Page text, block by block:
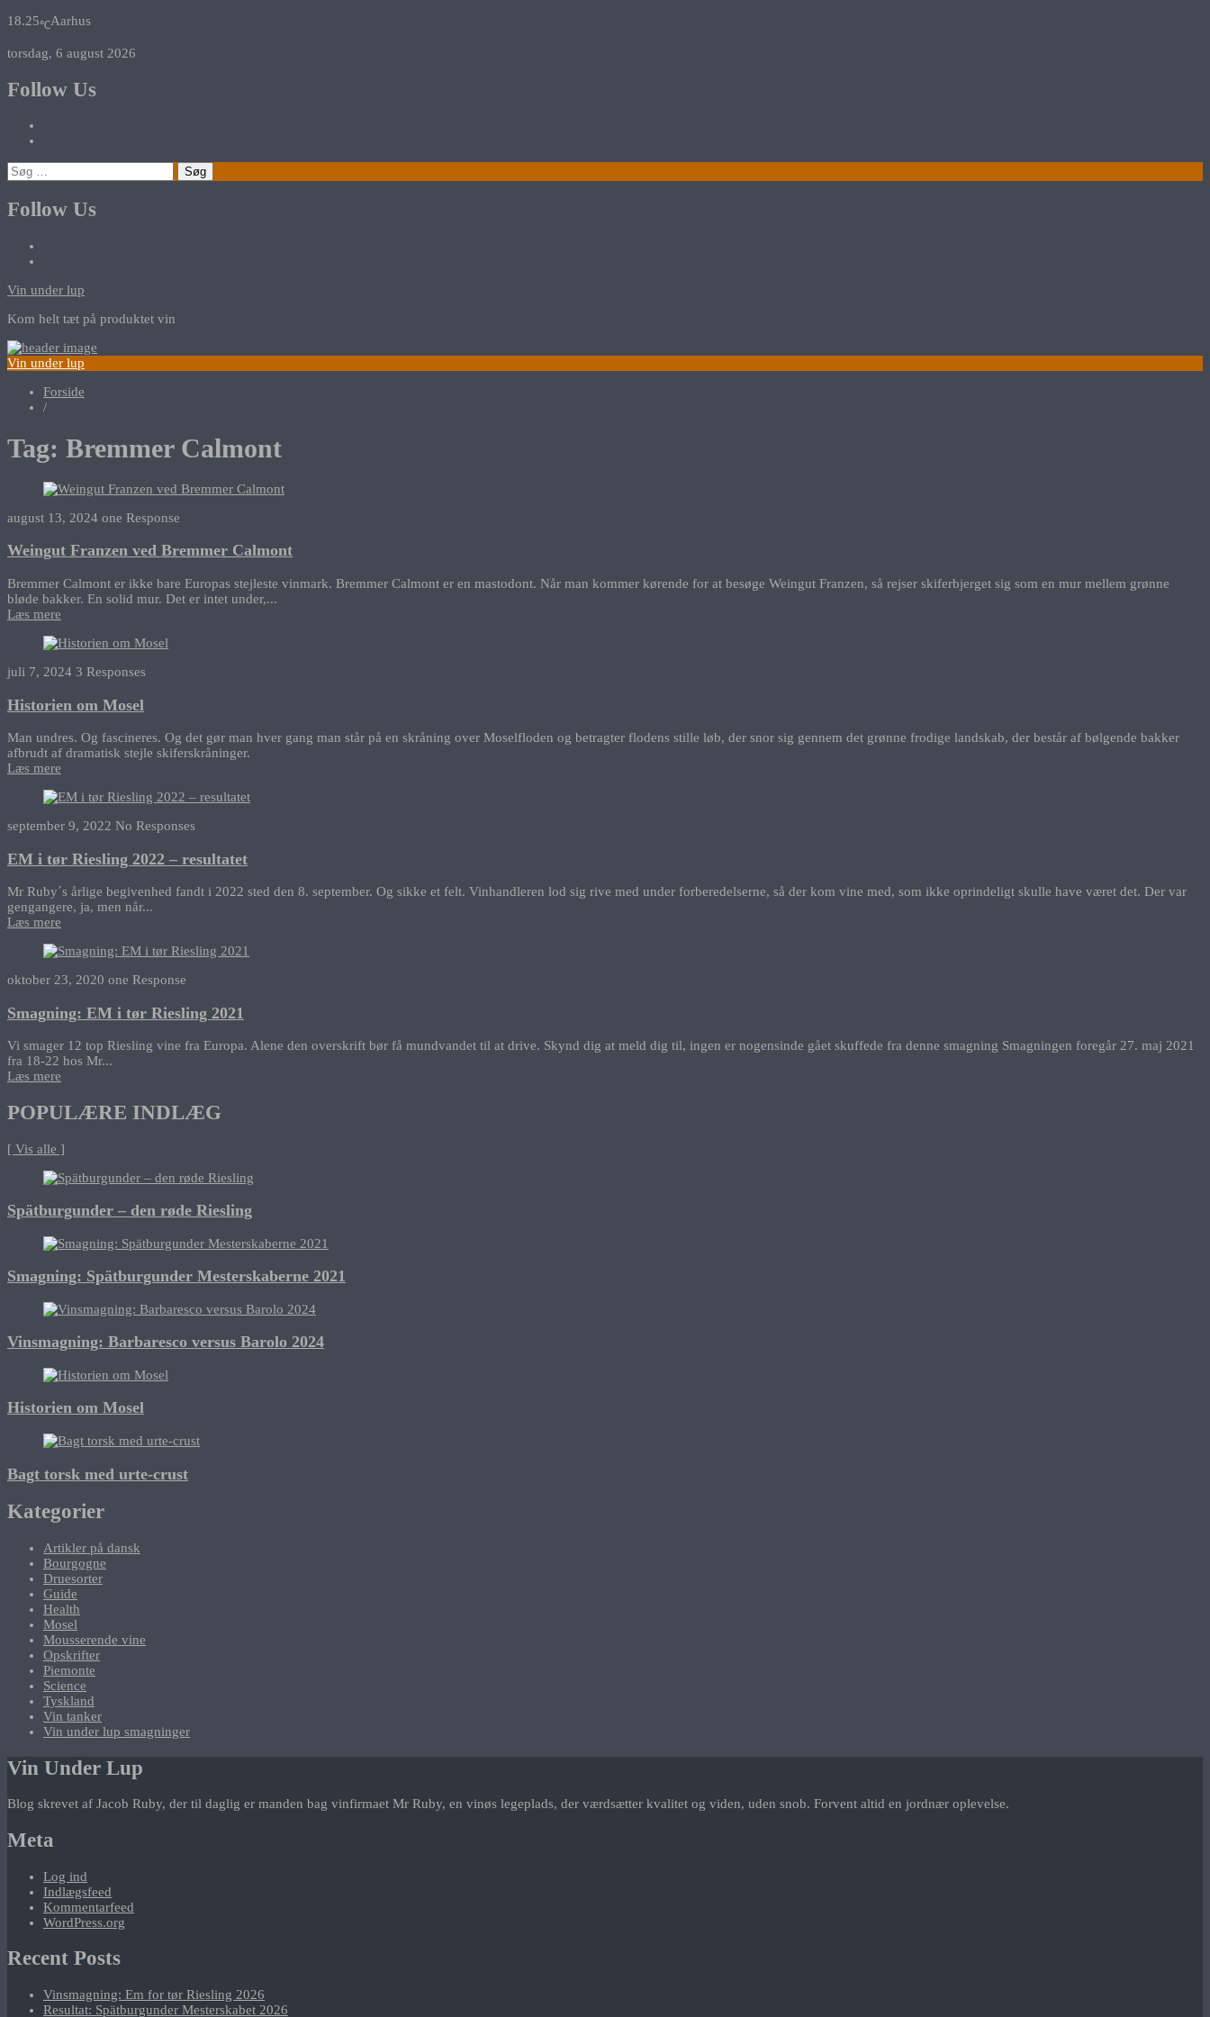
18.25℃Aarhus
torsdag, 6 august 2026
Follow Us
Søg
efter:
Follow Us
Vin under lup
Kom helt tæt på produktet vin
Vin under lup
Forside
/
Tag: Bremmer Calmont
august 13, 2024 one Response
Weingut Franzen ved Bremmer Calmont
Bremmer Calmont er ikke bare Europas stejleste vinmark. Bremmer Calmont er en mastodont. Når man kommer kørende for at besøge Weingut Franzen, så rejser skiferbjerget sig som en mur mellem grønne
bløde bakker. En solid mur. Det er intet under,...
Læs mere
juli 7, 2024 3 Responses
Historien om Mosel
Man undres. Og fascineres. Og det gør man hver gang man står på en skråning over Moselfloden og betragter flodens stille løb, der snor sig gennem det grønne frodige landskab, der består af bølgende bakker
afbrudt af dramatisk stejle skiferskråninger.
Læs mere
september 9, 2022 No Responses
EM i tør Riesling 2022 – resultatet
Mr Ruby´s årlige begivenhed fandt i 2022 sted den 8. september. Og sikke et felt. Vinhandleren lod sig rive med under forberedelserne, så der kom vine med, som ikke oprindeligt skulle have været det. Der var
gengangere, ja, men når...
Læs mere
oktober 23, 2020 one Response
Smagning: EM i tør Riesling 2021
Vi smager 12 top Riesling vine fra Europa. Alene den overskrift bør få mundvandet til at drive. Skynd dig at meld dig til, ingen er nogensinde gået skuffede fra denne smagning Smagningen foregår 27. maj 2021
fra 18-22 hos Mr...
Læs mere
POPULÆRE INDLÆG
[ Vis alle ]
Spätburgunder – den røde Riesling
Smagning: Spätburgunder Mesterskaberne 2021
Vinsmagning: Barbaresco versus Barolo 2024
Historien om Mosel
Bagt torsk med urte-crust
Kategorier
Artikler på dansk
Bourgogne
Druesorter
Guide
Health
Mosel
Mousserende vine
Opskrifter
Piemonte
Science
Tyskland
Vin tanker
Vin under lup smagninger
Vin Under Lup
Blog skrevet af Jacob Ruby, der til daglig er manden bag vinfirmaet Mr Ruby, en vinøs legeplads, der værdsætter kvalitet og viden, uden snob. Forvent altid en jordnær oplevelse.
Meta
Log ind
Indlægsfeed
Kommentarfeed
WordPress.org
Recent Posts
Vinsmagning: Em for tør Riesling 2026
Resultat: Spätburgunder Mesterskabet 2026